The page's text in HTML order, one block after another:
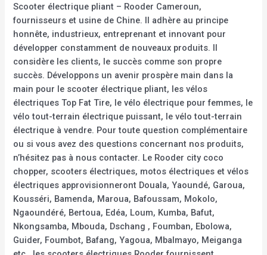
Scooter électrique pliant – Rooder Cameroun,
fournisseurs et usine de Chine. Il adhère au principe
honnête, industrieux, entreprenant et innovant pour
développer constamment de nouveaux produits. Il
considère les clients, le succès comme son propre
succès. Développons un avenir prospère main dans la
main pour le scooter électrique pliant, les vélos
électriques Top Fat Tire, le vélo électrique pour femmes, le
vélo tout-terrain électrique puissant, le vélo tout-terrain
électrique à vendre. Pour toute question complémentaire
ou si vous avez des questions concernant nos produits,
n’hésitez pas à nous contacter. Le Rooder city coco
chopper, scooters électriques, motos électriques et vélos
électriques approvisionneront Douala, Yaoundé, Garoua,
Kousséri, Bamenda, Maroua, Bafoussam, Mokolo,
Ngaoundéré, Bertoua, Edéa, Loum, Kumba, Bafut,
Nkongsamba, Mbouda, Dschang , Foumban, Ebolowa,
Guider, Foumbot, Bafang, Yagoua, Mbalmayo, Meiganga